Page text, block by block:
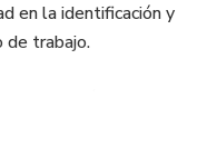
en la identificación y
de trabajo.